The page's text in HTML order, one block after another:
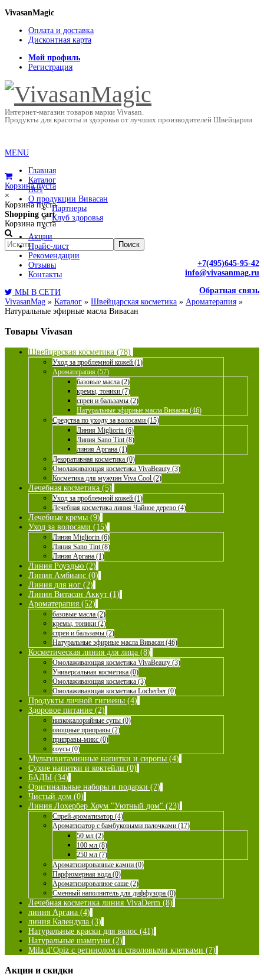
VivasanMagic
Оплата и доставка
Дисконтная карта
Мой профиль
Регистрация
Интернет-магазин товаров марки Vivasan.
Продукты для красоты и здоровья от лучших производителей Швейцарии
Корзина пуста
×
Корзина пуста
Shopping cart
Корзина пуста
+7(495)645-95-42
info@vivasanmag.ru
Обратная связь
MENU
Главная
Каталог
HOT
О продукции Вивасан
Партнеры
Клуб здоровья
Акции
Прайс-лист
Рекомендации
Отзывы
Контакты
МЫ В СЕТИ
VivasanMag » Каталог » Швейцарская косметика » Ароматерапия »
Натуральные эфирные масла Вивасан
Товары Vivasan
Швейцарская косметика (78)
Уход за проблемной кожей (1)
Ароматерапия (57)
базовые масла (2)
кремы, тоники (7)
спреи и бальзамы (2)
Натуральные эфирные масла Вивасан (46)
Средства по уходу за волосами (15)
Линия Migliorin (6)
Линия Sano Tint (8)
линия Аргана (1)
Декоративная косметика (0)
Омолаживающая косметика VivaBeauty (3)
Косметика для мужчин Viva Cool (2)
Лечебная косметика (5)
Уход за проблемной кожей (1)
Лечебная косметика линия Чайное дерево (4)
Лечебные кремы (9)
Уход за волосами (15)
Линия Migliorin (6)
Линия Sano Tint (8)
Линия Аргана (1)
Линия Роуздью (2)
Линия Амбианс (0)
Линия для ног (2)
Линия Витасан Аккут (1)
Ароматерапия (52)
базовые масла (2)
кремы, тоники (2)
спреи и бальзамы (2)
Натуральные эфирные масла Вивасан (46)
Косметическая линия для лица (8)
Омолаживающая косметика VivaBeauty (3)
Универсальная косметика (0)
Омолаживающая косметика (3)
Омолаживающая косметика Locherber (0)
Продукты личной гигиены (4)
Здоровое питание (2)
низкокалорийные супы (0)
овощные приправы (2)
приправы-микс (0)
соусы (0)
Мультивитаминные напитки и сиропы (4)
Сухие напитки и коктейли (0)
БАДЫ (34)
Оригинальные наборы и подарки (7)
Чистый дом (0)
Линия Лохербер Хоум "Уютный дом" (23)
Спрей-ароматизатор (4)
Ароматизатор с бамбуковыми палочками (17)
50 мл (2)
100 мл (8)
250 мл (7)
Ароматизированные камни (0)
Парфюмерная вода (0)
Ароматизированное саше (2)
Сменный наполнитель для диффузора (0)
Лечебная косметика линия VivaDerm (8)
линия Аргана (4)
линия Календула (3)
Натуральные краски для волос (41)
Натуральные шампуни (2)
Mila d’Opiz с ретинолом и стволовыми клетками (7)
Акции и скидки